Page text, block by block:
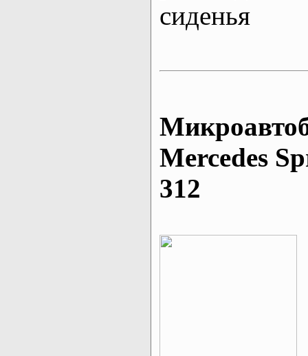
сиденья
Mеrcedes
312